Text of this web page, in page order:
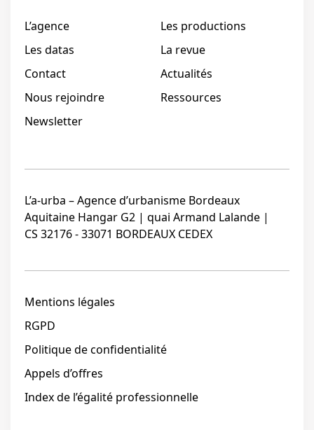
L’agence
Les productions
Les datas
La revue
Contact
Actualités
Nous rejoindre
Ressources
Newsletter
L’a-urba – Agence d’urbanisme Bordeaux
Aquitaine Hangar G2 | quai Armand Lalande |
CS 32176 - 33071 BORDEAUX CEDEX
Mentions légales
RGPD
Politique de confidentialité
Appels d’offres
Index de l’égalité professionnelle